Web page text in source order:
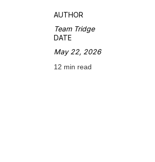
AUTHOR
Team Tridge
DATE
May 22, 2026
12 min read